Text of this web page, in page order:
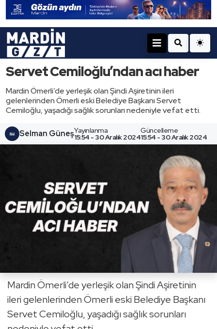
Servet Cemiloğlu’ndan acı haber
Mardin Ömerli’de yerleşik olan Şindi Aşiretinin ileri
gelenlerinden Ömerli eski Belediye Başkanı Servet
Cemiloğlu, yaşadığı sağlık sorunları nedeniyle vefat etti.
Selman GüneşYayınlanma
15:54 - 30 Aralık 2024
Güncelleme
15:54 - 30 Aralık 2024
Mardin Ömerli’de yerleşik olan Şindi Aşiretinin
ileri gelenlerinden Ömerli eski Belediye Başkanı
Servet Cemiloğlu, yaşadığı sağlık sorunları